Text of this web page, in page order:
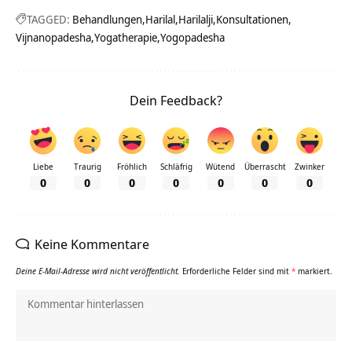
TAGGED: Behandlungen Harilal Harilalji Konsultationen
Vijnanopadesha Yogatherapie Yogopadesha
Dein Feedback?
Liebe
0
Traurig
0
Fröhlich
0
Schläfrig
0
Wütend
0
Überrascht
0
Zwinker
0
Keine Kommentare
Deine E-Mail-Adresse wird nicht veröffentlicht. Erforderliche Felder sind mit * markiert.